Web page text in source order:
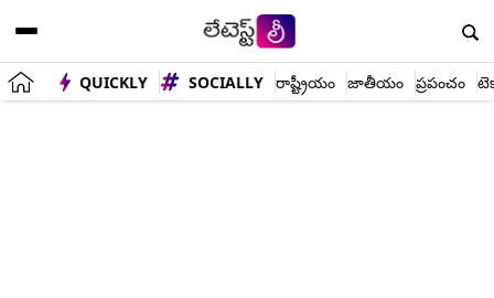
QUICKLY SOCIALLY రాష్ట్రీయం జాతీయం ప్రపంచం